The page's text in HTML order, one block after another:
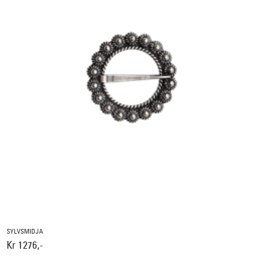
SYLVSMIDJA
Kr 1276,-